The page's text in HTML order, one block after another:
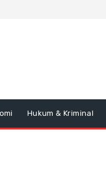
Hukum & Kriminal